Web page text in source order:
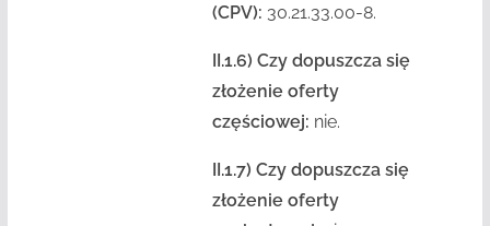
(CPV): 30.21.33.00-8.
II.1.6) Czy dopuszcza się
złożenie oferty
częściowej: nie.
II.1.7) Czy dopuszcza się
złożenie oferty